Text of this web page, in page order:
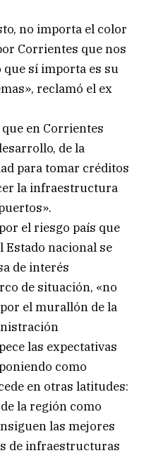
no importa el color
Corrientes que nos
sí importa es su
reclamó el ex
en Corrientes
de la
para tomar créditos
la infraestructura
el riesgo país que
nacional se
de interés
de situación, «no
el murallón de la
las expectativas
como
en otras latitudes:
la región como
las mejores
de infraestructuras